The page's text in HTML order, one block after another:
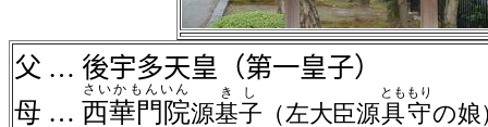
父 … 後宇多天皇（第一皇子）
母 … 西華門院
さいかもんいん
源基子
きし
（左大臣源具
とも
守
もり
の